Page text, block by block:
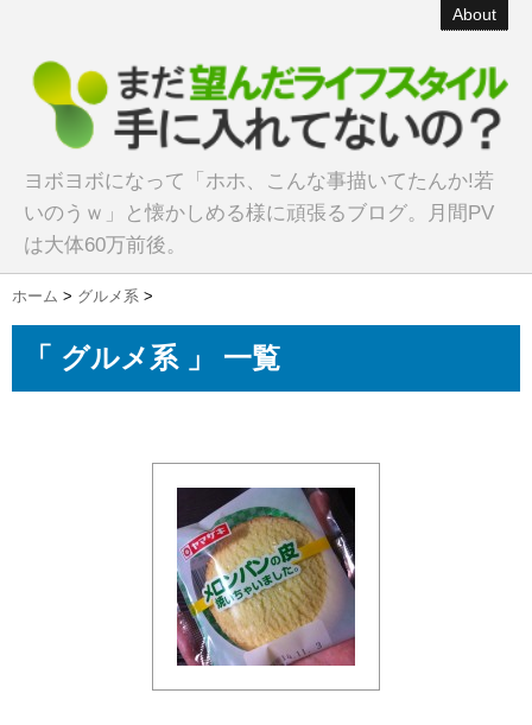
About
ヨボヨボになって「ホホ、こんな事描いてたんか!若
いのうｗ」と懐かしめる様に頑張るブログ。月間PV
は大体60万前後。
ホーム > グルメ系 >
「 グルメ系 」 一覧